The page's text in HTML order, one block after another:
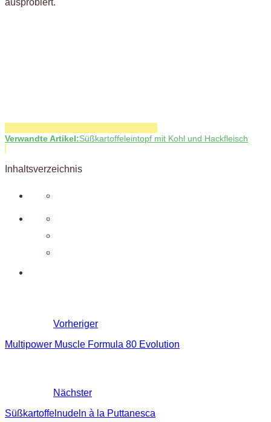
ausprobiert.
Verwandte Artikel:Süßkartoffeleintopf mit Kohl und Hackfleisch
Inhaltsverzeichnis
Vorheriger
Multipower Muscle Formula 80 Evolution
Nächster
Süßkartoffelnudeln à la Puttanesca